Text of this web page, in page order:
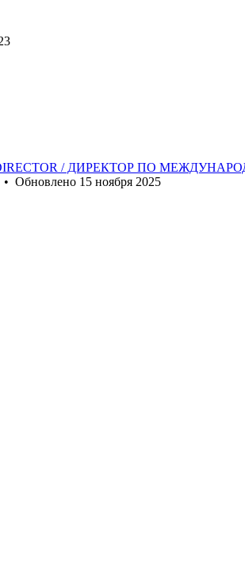
DIRECTOR / ДИРЕКТОР ПО
• Обновлено 15 ноября 2025